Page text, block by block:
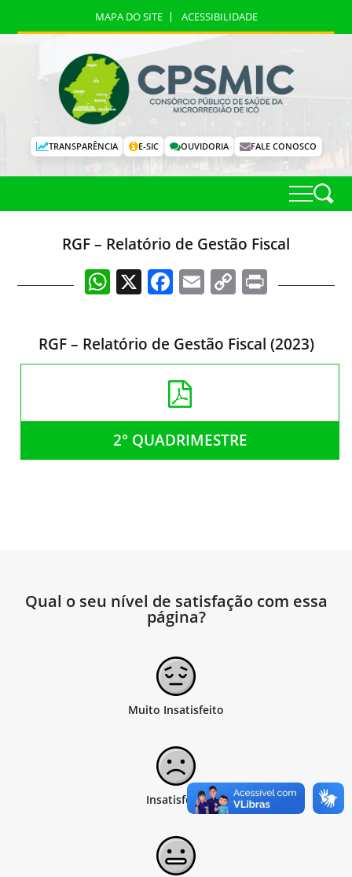
MAPA DO SITE ACESSIBILIDADE
TRANSPARÊNCIA E-SIC OUVIDORIA FALE CONOSCO
RGF – Relatório de Gestão Fiscal
WhatsApp
X Facebook
EmailCopyPrint
RGF – Relatório de Gestão Fiscal (2023)
2° QUADRIMESTRE
Qual o seu nível de satisfação com essa
página?